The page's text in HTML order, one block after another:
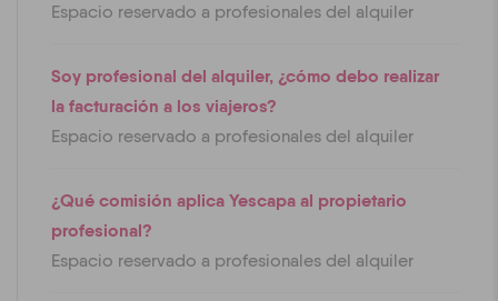
Espacio reservado a profesionales del alquiler
Soy profesional del alquiler, ¿cómo debo realizar
la facturación a los viajeros?
Espacio reservado a profesionales del alquiler
¿Qué comisión aplica Yescapa al propietario
profesional?
Espacio reservado a profesionales del alquiler